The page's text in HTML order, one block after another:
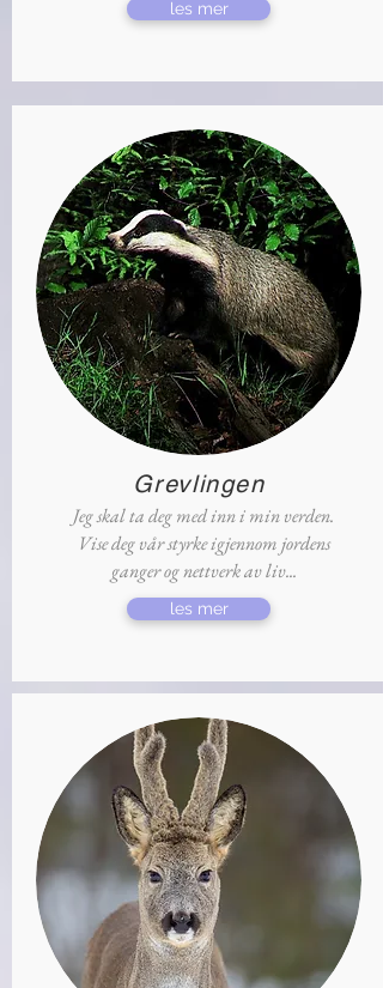
les mer
Grevlingen
Jeg skal ta deg med inn i min verden.
Vise deg vår styrke igjennom jordens
ganger og nettverk av liv...
les mer